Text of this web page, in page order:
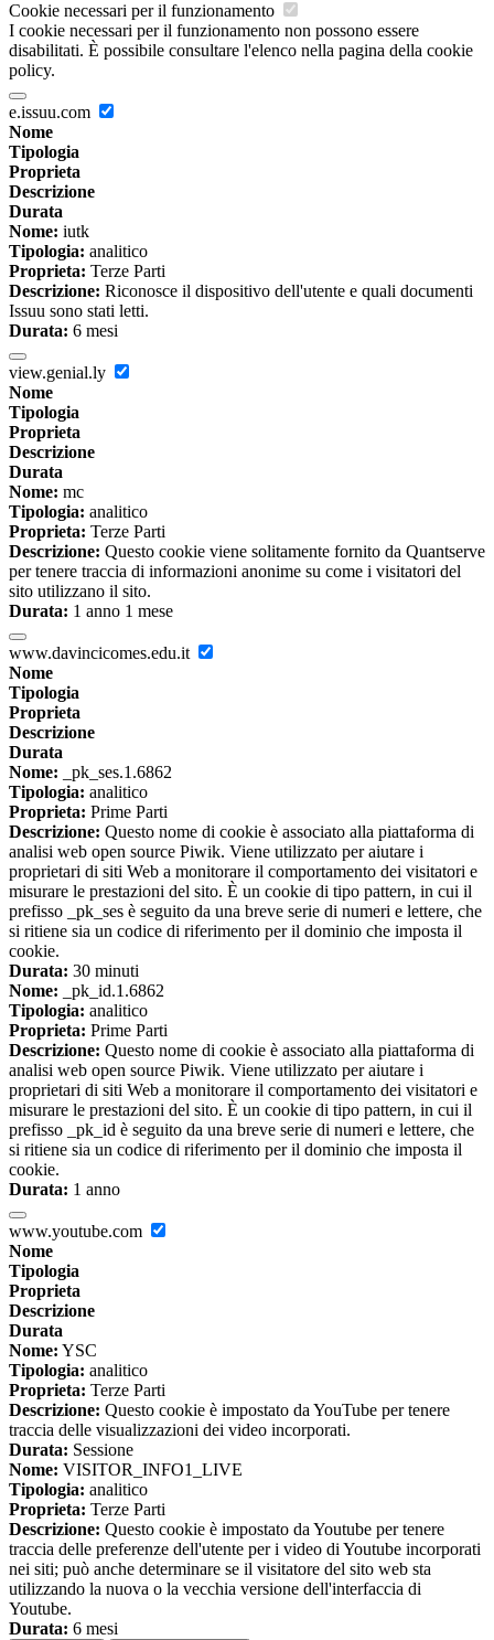
Cookie necessari per il funzionamento
I cookie necessari per il funzionamento non possono essere
disabilitati. È possibile consultare l'elenco nella pagina della cookie
policy.
e.issuu.com
Nome
Tipologia
Proprieta
Descrizione
Durata
Nome: iutk
Tipologia: analitico
Proprieta: Terze Parti
Descrizione: Riconosce il dispositivo dell'utente e quali documenti
Issuu sono stati letti.
Durata: 6 mesi
view.genial.ly
Nome
Tipologia
Proprieta
Descrizione
Durata
Nome: mc
Tipologia: analitico
Proprieta: Terze Parti
Descrizione: Questo cookie viene solitamente fornito da Quantserve
per tenere traccia di informazioni anonime su come i visitatori del
sito utilizzano il sito.
Durata: 1 anno 1 mese
www.davincicomes.edu.it
Nome
Tipologia
Proprieta
Descrizione
Durata
Nome: _pk_ses.1.6862
Tipologia: analitico
Proprieta: Prime Parti
Descrizione: Questo nome di cookie è associato alla piattaforma di
analisi web open source Piwik. Viene utilizzato per aiutare i
proprietari di siti Web a monitorare il comportamento dei visitatori e
misurare le prestazioni del sito. È un cookie di tipo pattern, in cui il
prefisso _pk_ses è seguito da una breve serie di numeri e lettere, che
si ritiene sia un codice di riferimento per il dominio che imposta il
cookie.
Durata: 30 minuti
Nome: _pk_id.1.6862
Tipologia: analitico
Proprieta: Prime Parti
Descrizione: Questo nome di cookie è associato alla piattaforma di
analisi web open source Piwik. Viene utilizzato per aiutare i
proprietari di siti Web a monitorare il comportamento dei visitatori e
misurare le prestazioni del sito. È un cookie di tipo pattern, in cui il
prefisso _pk_id è seguito da una breve serie di numeri e lettere, che
si ritiene sia un codice di riferimento per il dominio che imposta il
cookie.
Durata: 1 anno
www.youtube.com
Nome
Tipologia
Proprieta
Descrizione
Durata
Nome: YSC
Tipologia: analitico
Proprieta: Terze Parti
Descrizione: Questo cookie è impostato da YouTube per tenere
traccia delle visualizzazioni dei video incorporati.
Durata: Sessione
Nome: VISITOR_INFO1_LIVE
Tipologia: analitico
Proprieta: Terze Parti
Descrizione: Questo cookie è impostato da Youtube per tenere
traccia delle preferenze dell'utente per i video di Youtube incorporati
nei siti; può anche determinare se il visitatore del sito web sta
utilizzando la nuova o la vecchia versione dell'interfaccia di
Youtube.
Durata: 6 mesi